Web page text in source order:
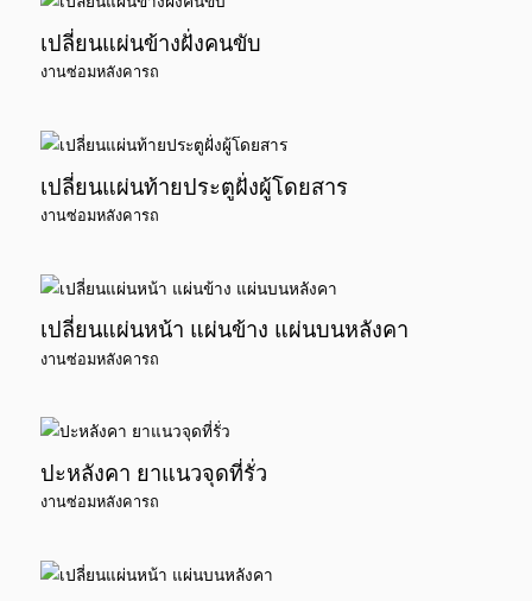
เปลี่ยนแผ่นข้างฝั่งคนขับ
งานซ่อมหลังคารถ
เปลี่ยนแผ่นท้ายประตูฝั่งผู้โดยสาร
งานซ่อมหลังคารถ
เปลี่ยนแผ่นหน้า แผ่นข้าง แผ่นบนหลังคา
งานซ่อมหลังคารถ
ปะหลังคา ยาแนวจุดที่รั่ว
งานซ่อมหลังคารถ